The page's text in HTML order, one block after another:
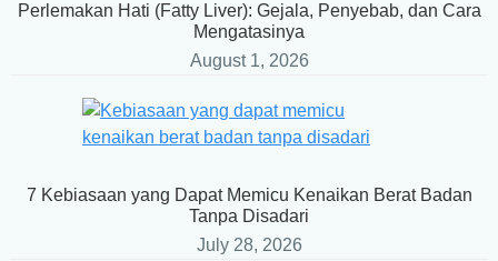
Perlemakan Hati (Fatty Liver): Gejala, Penyebab, dan Cara
Mengatasinya
August 1, 2026
7 Kebiasaan yang Dapat Memicu Kenaikan Berat Badan
Tanpa Disadari
July 28, 2026